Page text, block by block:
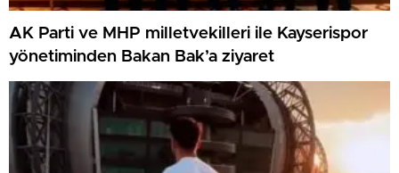
AK Parti ve MHP milletvekilleri ile Kayserispor
yönetiminden Bakan Bak’a ziyaret